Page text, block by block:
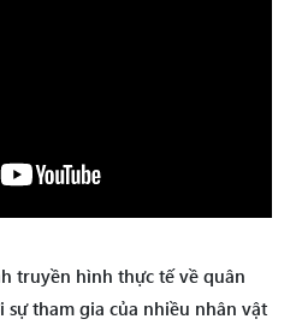
truyền hình thực tế về quân
tham gia của nhiều nhân vật